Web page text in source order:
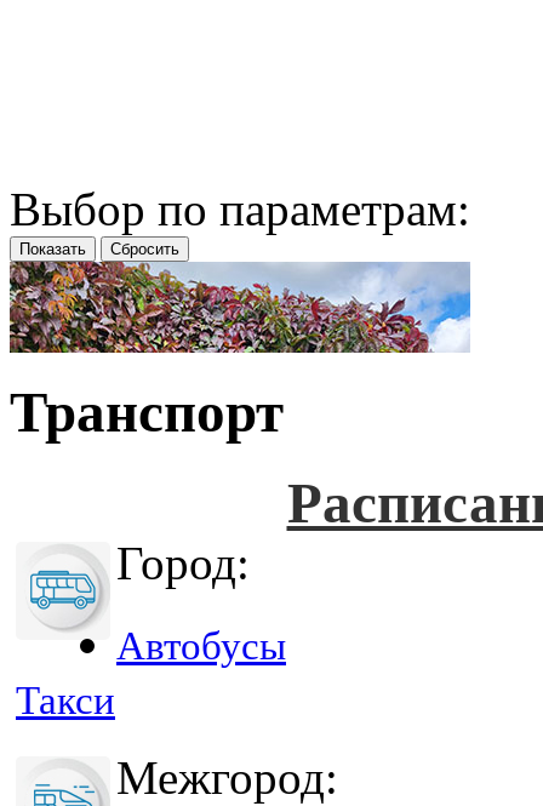
Выбор по параметрам:
Транспорт
Город:
Автобусы
Такси
Межгород: